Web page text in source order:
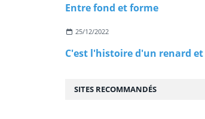
Entre fond et forme
25/12/2022
SITES RECOMMANDÉS